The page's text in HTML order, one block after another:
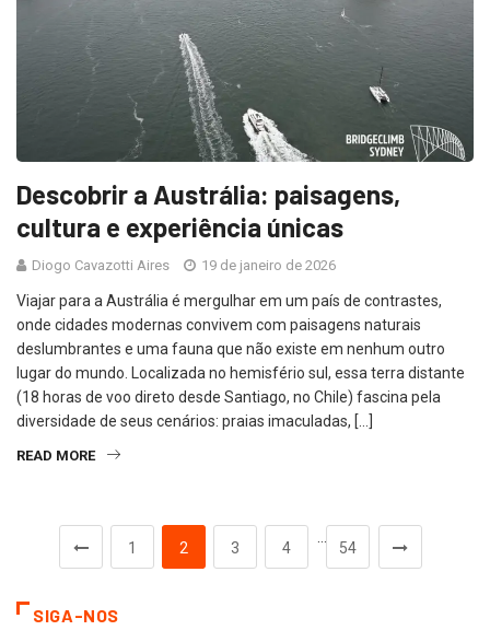
Descobrir a Austrália: paisagens,
cultura e experiência únicas
Diogo Cavazotti Aires 19 de janeiro de 2026
Viajar para a Austrália é mergulhar em um país de contrastes,
onde cidades modernas convivem com paisagens naturais
deslumbrantes e uma fauna que não existe em nenhum outro
lugar do mundo. Localizada no hemisfério sul, essa terra distante
(18 horas de voo direto desde Santiago, no Chile) fascina pela
diversidade de seus cenários: praias imaculadas, […]
READ MORE
1 2 3 4 54
SIGA-NOS